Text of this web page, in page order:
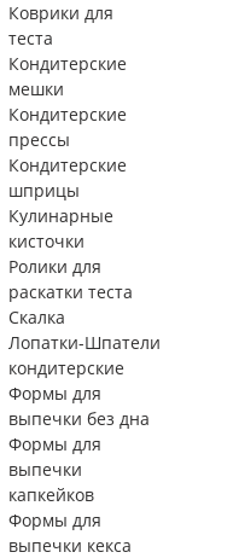
Коврики для
теста
Кондитерские
мешки
Кондитерские
прессы
Кондитерские
шприцы
Кулинарные
кисточки
Ролики для
раскатки теста
Скалка
Лопатки-Шпатели
кондитерские
Формы для
выпечки без дна
Формы для
выпечки
капкейков
Формы для
выпечки кекса